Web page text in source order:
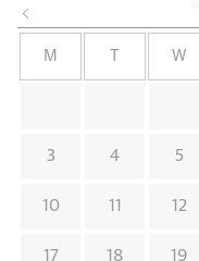
M W
3 4 5
10 11 12
17 18 19